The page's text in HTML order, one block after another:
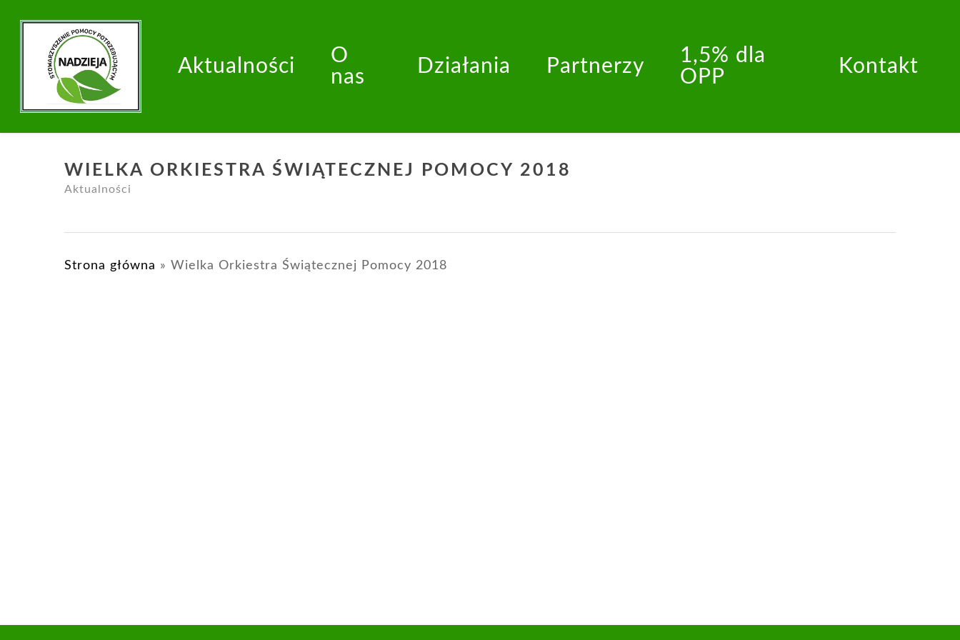
Aktualności
O
nas
Działania Partnerzy
1,5% dla
OPP
Kontakt
WIELKA ORKIESTRA ŚWIĄTECZNEJ POMOCY 2018
Aktualności
Strona główna » Wielka Orkiestra Świątecznej Pomocy 2018